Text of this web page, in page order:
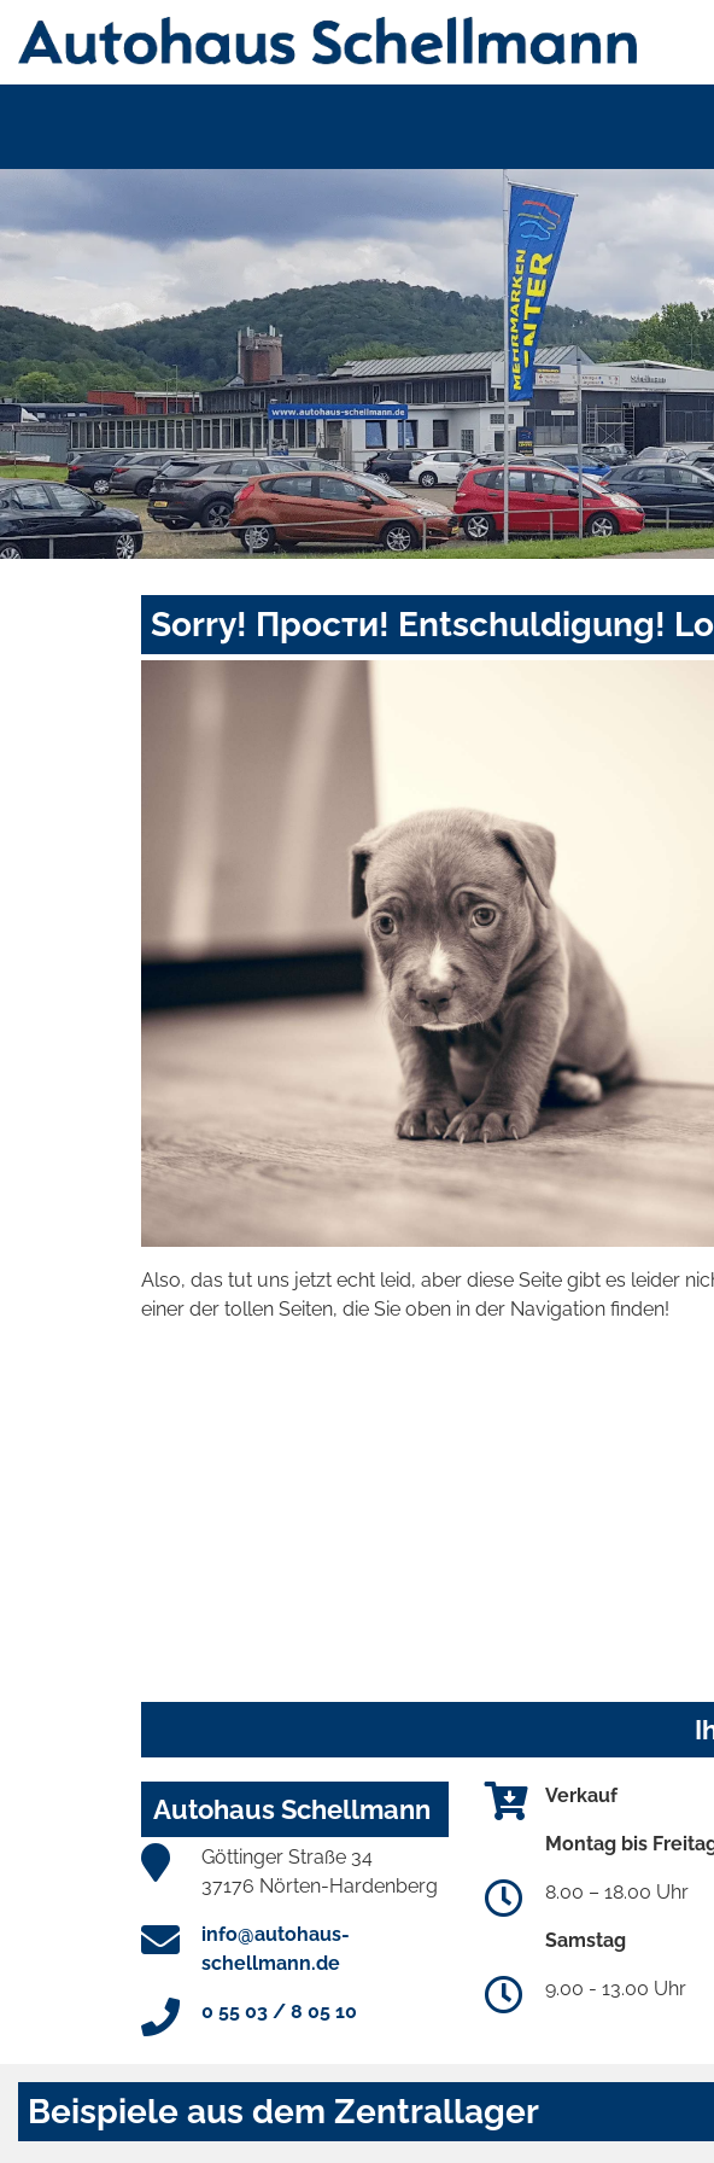
Sorry! Прости! Entschuldigung!
Also, das tut uns jetzt echt leid, aber diese Seite gibt es leider
einer der tollen Seiten, die Sie oben in der Navigation finden!
Autohaus Schellmann
Göttinger Straße 34
37176 Nörten-Hardenberg
info@autohaus-
schellmann.de
0 55 03 / 8 05 10
Verkauf
Montag bis
8.00 – 18.00 Uhr
Samstag
9.00 - 13.00 Uhr
Beispiele aus dem Zentrallager